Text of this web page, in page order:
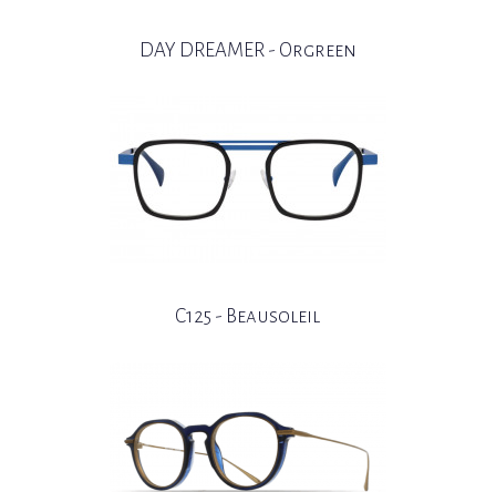
DAY DREAMER - Orgreen
C125 - Beausoleil